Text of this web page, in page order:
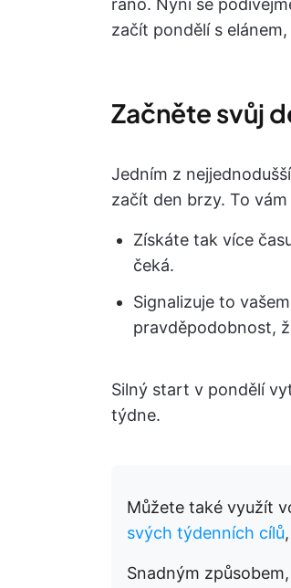
ráno. Nyní se
začít pondělí s
Začněte svůj
Jedním z
začít den brzy. To
Získáte tak více
čeká.
Signalizuje to
pravděpodobnost,
Silný start v pondělí
týdne.
Můžete také využít
svých týdenních cílů
Snadným